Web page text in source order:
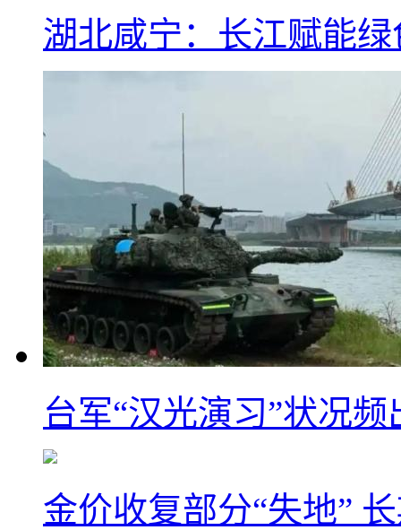
湖北咸宁：长江赋能
台军“汉光演习”状况
金价收复部分“失地”